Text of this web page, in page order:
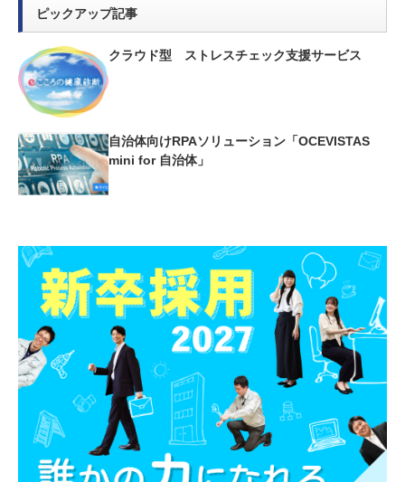
ピックアップ記事
クラウド型 ストレスチェック支援サービス
自治体向けRPAソリューション「OCEVISTAS
mini for 自治体」